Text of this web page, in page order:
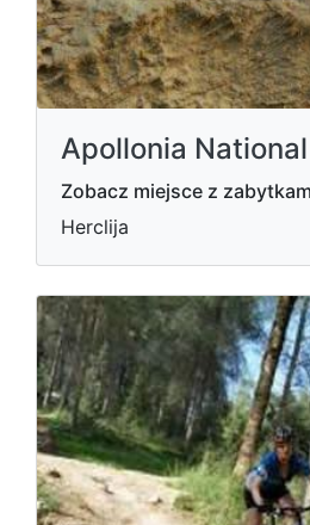
Apollonia
Zobacz miejsce z
Herclija